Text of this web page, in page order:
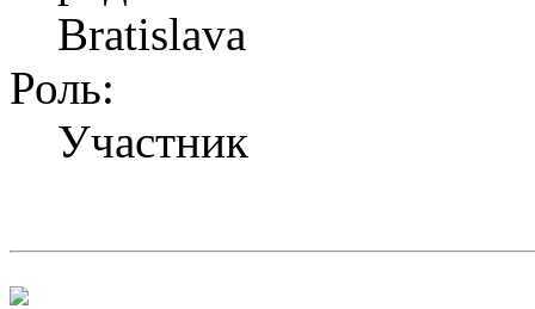
Bratislava
Роль:
Участник